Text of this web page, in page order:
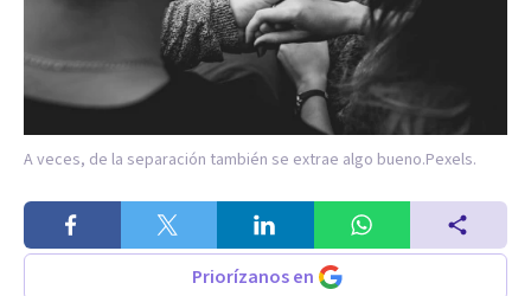
A veces, de la separación también se extrae algo bueno.Pexels.
Priorízanos en